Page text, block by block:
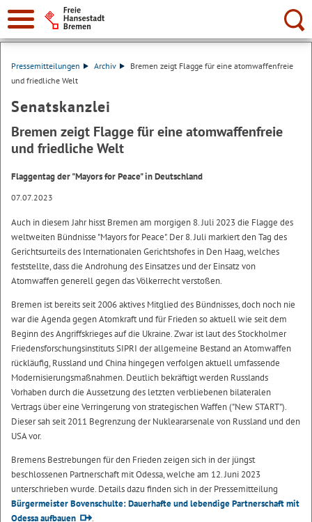
Suche:
Pressemitteilungen Archiv
Bremen zeigt Flagge für eine atomwaffenfreie
und friedliche Welt
Senatskanzlei
Bremen zeigt Flagge für eine atomwaffenfreie
und friedliche Welt
Flaggentag der "Mayors for Peace" in Deutschland
07.07.2023
Auch in diesem Jahr hisst Bremen am morgigen 8. Juli 2023 die Flagge des
weltweiten Bündnisse "Mayors for Peace". Der 8. Juli markiert den Tag des
Gerichtsurteils des Internationalen Gerichtshofes in Den Haag, welches
feststellte, dass die Androhung des Einsatzes und der Einsatz von
Atomwaffen generell gegen das Völkerrecht verstoßen.
Bremen ist bereits seit 2006 aktives Mitglied des Bündnisses, doch noch nie
war die Agenda gegen Atomkraft und für Frieden so aktuell wie seit dem
Beginn des Angriffskrieges auf die Ukraine. Zwar ist laut des Stockholmer
Friedensforschungsinstituts SIPRI der allgemeine Bestand an Atomwaffen
rückläufig, Russland und China hingegen verfolgen aktuell umfassende
Modernisierungsmaßnahmen. Deutlich bekräftigt werden Russlands
Vorhaben durch die Aussetzung des letzten verbliebenen bilateralen
Vertrags über eine Verringerung von strategischen Waffen ("New START").
Dieser sah seit 2011 Begrenzung der Nukleararsenale von Russland und den
USA vor.
Bremens Bestrebungen für den Frieden zeigen sich in der jüngst
beschlossenen Partnerschaft mit Odessa, welche am 12. Juni 2023
unterschrieben wurde. Details dazu finden sich in der Pressemitteilung
Bürgermeister Bovenschulte: Dauerhafte und lebendige Partnerschaft mit
Odessa aufbauen
.